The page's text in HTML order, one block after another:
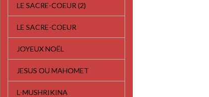
LE SACRE-COEUR (2)
LE SACRE-COEUR
JOYEUX NOËL
JESUS OU MAHOMET
L-MUSHRIKINA